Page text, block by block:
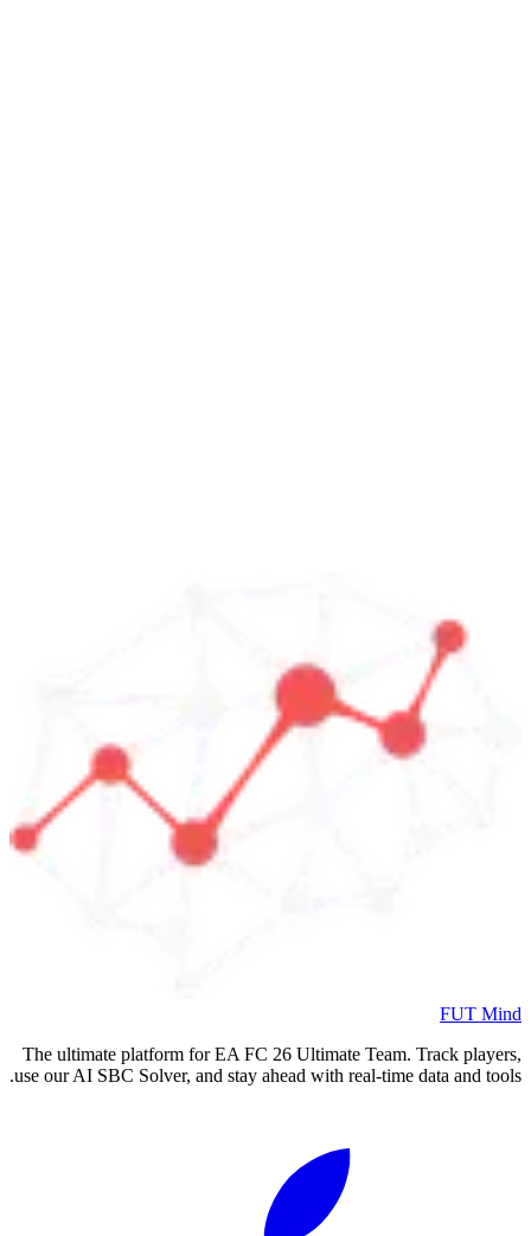
FUT Mind
The ultimate platform for EA FC 26 Ultimate Team. Track players,
use our AI SBC Solver, and stay ahead with real-time data and tools.